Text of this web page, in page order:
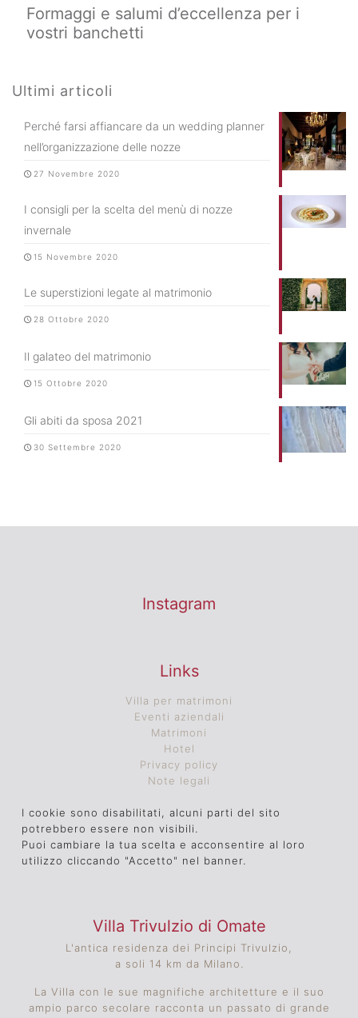
Formaggi e salumi d’eccellenza per i
vostri banchetti
Ultimi articoli
Perché farsi affiancare da un wedding planner
nell’organizzazione delle nozze
27 Novembre 2020
I consigli per la scelta del menù di nozze
invernale
15 Novembre 2020
Le superstizioni legate al matrimonio
28 Ottobre 2020
Il galateo del matrimonio
15 Ottobre 2020
Gli abiti da sposa 2021
30 Settembre 2020
Instagram
Links
Villa per matrimoni
Eventi aziendali
Matrimoni
Hotel
Privacy policy
Note legali
I cookie sono disabilitati, alcuni parti del sito
potrebbero essere non visibili.
Puoi cambiare la tua scelta e acconsentire al loro
utilizzo cliccando "Accetto" nel banner.
Villa Trivulzio di Omate
L'antica residenza dei Principi Trivulzio,
a soli 14 km da Milano.
La Villa con le sue magnifiche architetture e il suo
ampio parco secolare racconta un passato di grande